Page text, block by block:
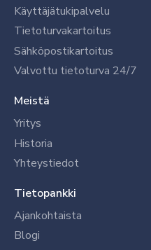
Käyttäjätukipalvelu
Tietoturvakartoitus
Sähköpostikartoitus
Valvottu tietoturva 24/7
Meistä
Yritys
Historia
Yhteystiedot
Tietopankki
Ajankohtaista
Blogi